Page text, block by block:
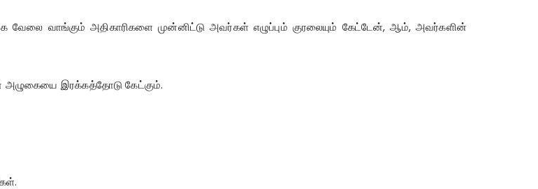
வாங்கும் அதிகாரிகளை முன்னிட்டு அவர்கள் எழுப்பும் குரலையும் கேட்டேன், ஆம், அவர்களின்
அழுகையை இரக்கத்தோடு கேட்கும்.